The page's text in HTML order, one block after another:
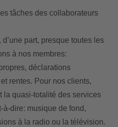
tâches des collaborateurs
part, presque toutes les
à nos membres:
déclarations
rentes. Pour nos clients,
la quasi-totalité des services
à-dire: musique de fond,
à la radio ou la télévision.